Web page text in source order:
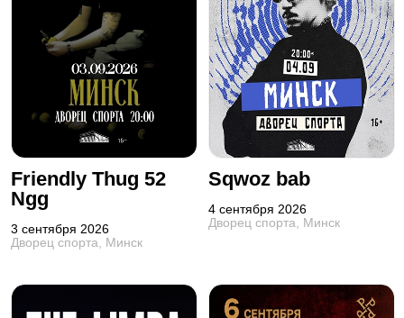
Friendly Thug 52
Ngg
3 сентября 2026
Дворец спорта, Минск
Sqwoz bab
4 сентября 2026
Дворец спорта, Минск